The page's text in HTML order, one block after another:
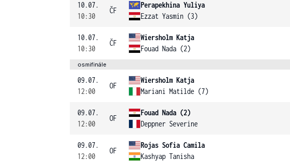
10.07.
10:30
ČF
Perapekhina Yuliya
Ezzat Yasmin (3)
10.07.
10:30
ČF
Wiersholm Katja
Fouad Nada (2)
osmifinále
09.07.
12:00
OF
Wiersholm Katja
Mariani Matilde (7)
09.07.
12:00
OF
Fouad Nada (2)
Deppner Severine
09.07.
12:00
OF
Rojas Sofia Camila
Kashyap Tanisha